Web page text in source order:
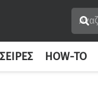
HOW-TO